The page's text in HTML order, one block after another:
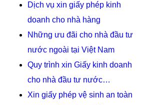
Dịch vụ xin giấy phép kinh
doanh cho nhà hàng
Những ưu đãi cho nhà đầu tư
nước ngoài tại Việt Nam
Quy trình xin Giấy kinh doanh
cho nhà đầu tư nước…
Xin giấy phép vệ sinh an toàn